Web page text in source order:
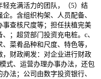
充满活力的团队，（5）结
。含组织构架、人员配备、
查核尺度等；担任扶植完美
；超贷部门投资充电桩。c、
菜肴品种和尺度、特色等，
财政阐发：对企业进行财政
式、运营办理办事办法，还包
法；公司由数字投资银行、